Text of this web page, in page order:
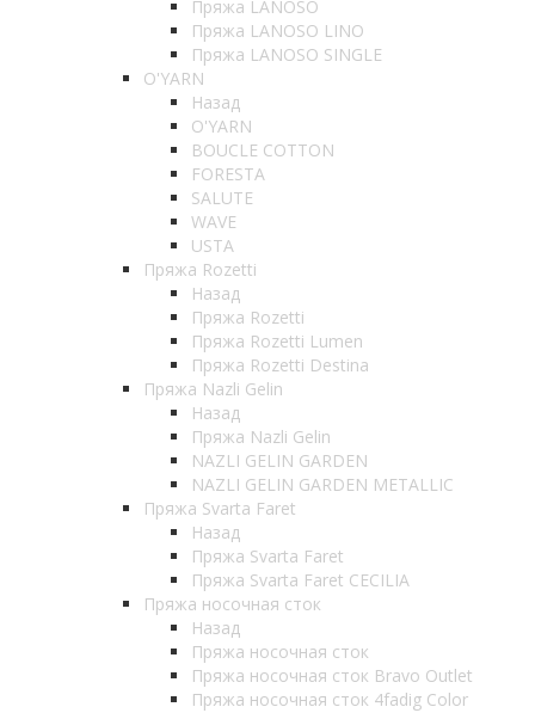
Пряжа LANOSO
Пряжа LANOSO LINO
Пряжа LANOSO SINGLE
O'YARN
Назад
O'YARN
BOUCLE COTTON
FORESTA
SALUTE
WAVE
USTA
Пряжа Rozetti
Назад
Пряжа Rozetti
Пряжа Rozetti Lumen
Пряжа Rozetti Destina
Пряжа Nazli Gelin
Назад
Пряжа Nazli Gelin
NAZLI GELIN GARDEN
NAZLI GELIN GARDEN METALLIC
Пряжа Svarta Faret
Назад
Пряжа Svarta Faret
Пряжа Svarta Faret CECILIA
Пряжа носочная сток
Назад
Пряжа носочная сток
Пряжа носочная сток Bravo Outlet
Пряжа носочная сток 4fadig Color